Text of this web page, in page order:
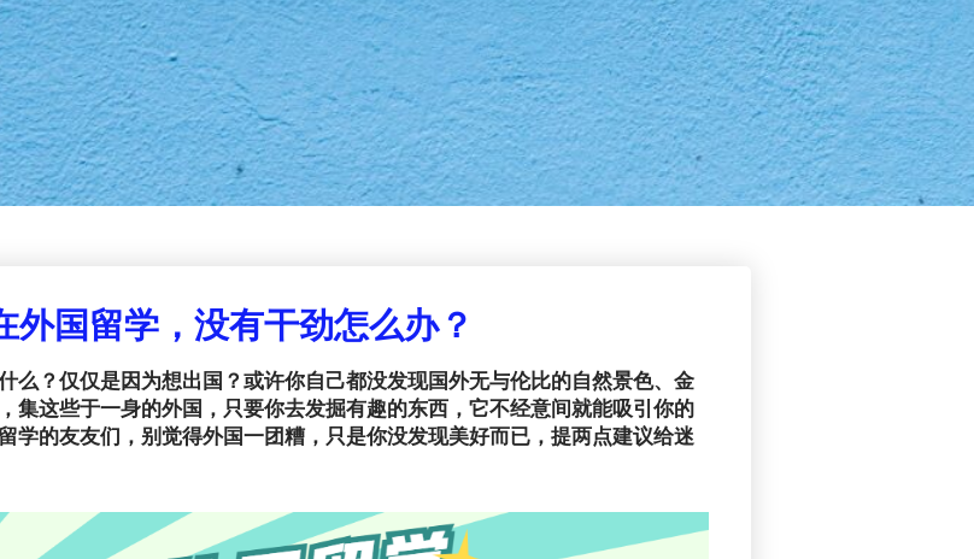
外国留学，没有干劲怎么办？
么？仅仅是因为想出国？或许你自己都没发现国外无与伦比的自然景色、金
集这些于一身的外国，只要你去发掘有趣的东西，它不经意间就能吸引你的
学的友友们，别觉得外国一团糟，只是你没发现美好而已，提两点建议给迷